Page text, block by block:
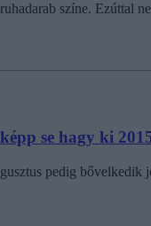
színe. Ezúttal
se hagy ki
pedig